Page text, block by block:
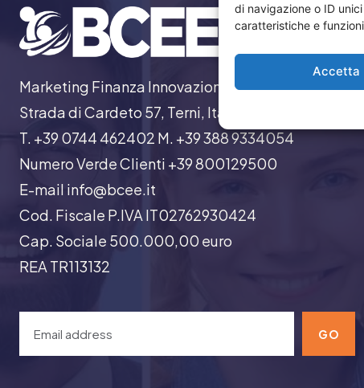
di navigazione o ID
caratteristiche e
Accetta
Marketing Finanza Innovazione
Strada di Cardeto 57, Terni, Italia
T. +39 0744 462402 M. +39 388 9334054
Numero Verde Clienti +39 800129500
E-mail info@bcee.it
Cod. Fiscale P.IVA IT02762930424
Cap. Sociale 500.000,00 euro
REA TR113132
GO